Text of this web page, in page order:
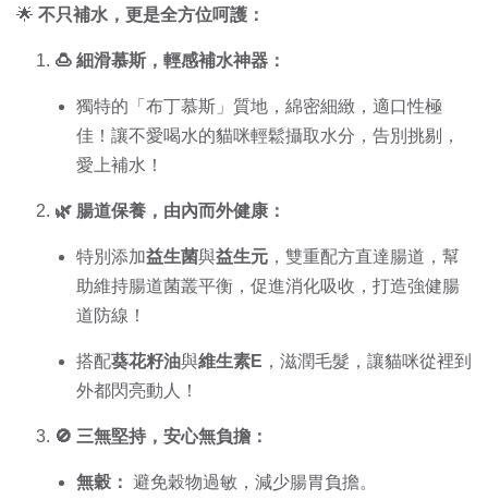
🌟 不只補水，更是全方位呵護：
🍮 細滑慕斯，輕感補水神器：
獨特的「布丁慕斯」質地，綿密細緻，適口性極
佳！讓不愛喝水的貓咪輕鬆攝取水分，告別挑剔，
愛上補水！
🌿 腸道保養，由內而外健康：
特別添加益生菌與益生元 ，雙重配方直達腸道，幫
助維持腸道菌叢平衡，促進消化吸收，打造強健腸
道防線！
搭配葵花籽油與維生素E ，滋潤毛髮，讓貓咪從裡到
外都閃亮動人！
🚫 三無堅持，安心無負擔：
無穀： 避免穀物過敏，減少腸胃負擔。